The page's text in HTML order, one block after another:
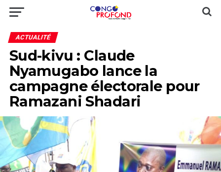
ACTUALITÉ
Sud-kivu : Claude
Nyamugabo lance la
campagne électorale pour
Ramazani Shadari